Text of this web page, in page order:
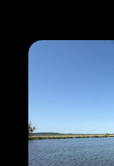
ulubionych